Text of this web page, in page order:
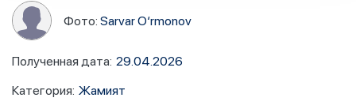
Фото:Sarvar O‘rmonov
Полученная дата: 29.04.2026
Категория: Жамият